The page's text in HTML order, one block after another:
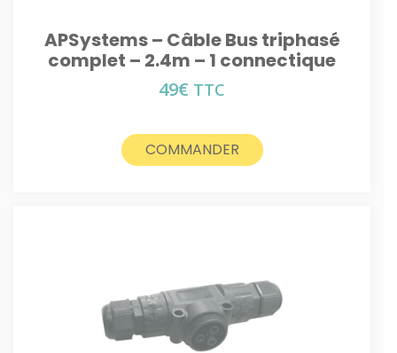
APSystems – Câble Bus triphasé
complet – 2.4m – 1 connectique
49€ TTC
COMMANDER